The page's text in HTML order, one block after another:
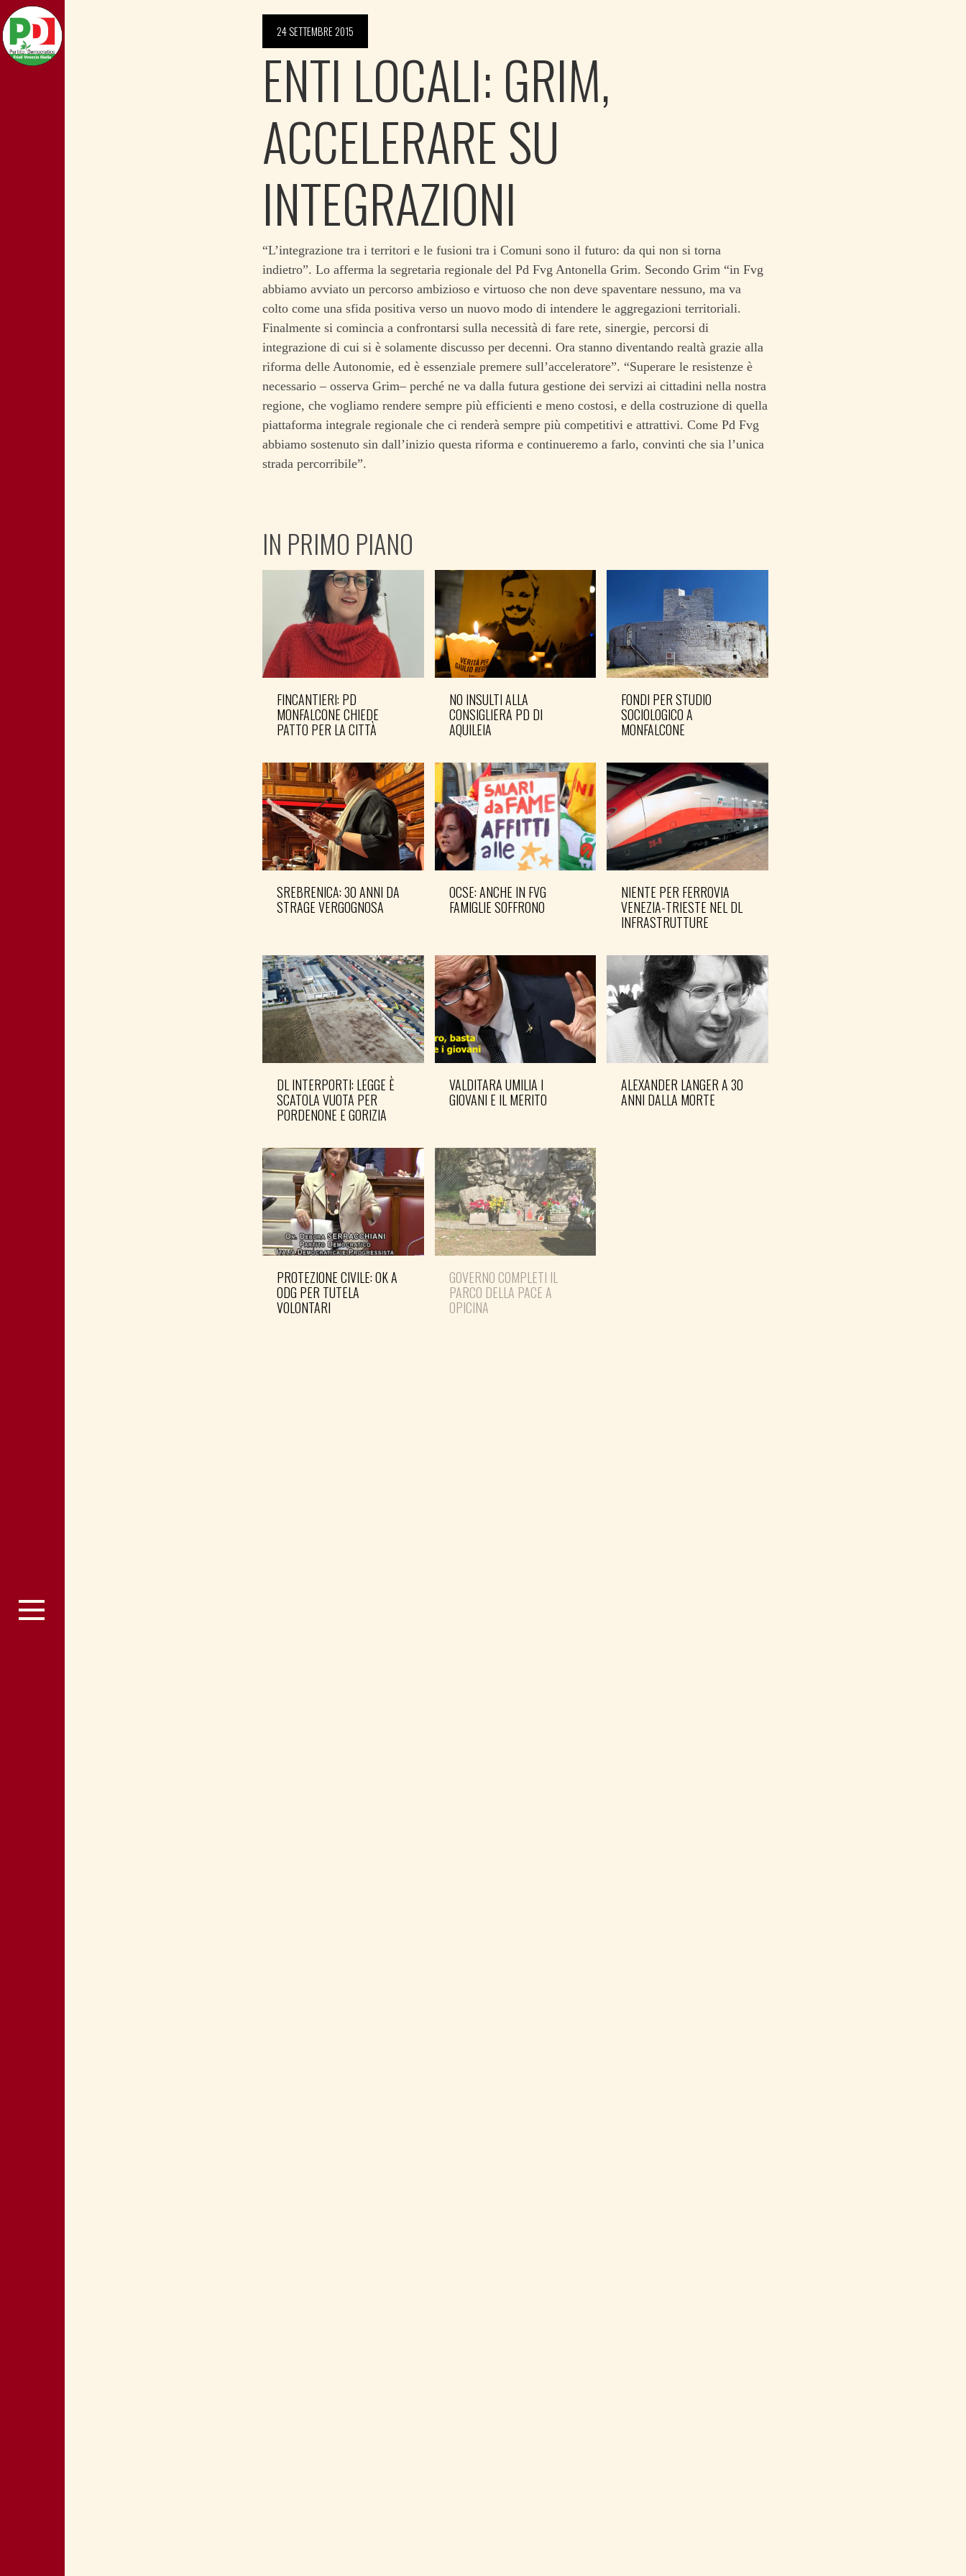
24 SETTEMBRE 2015
ENTI LOCALI: GRIM,
ACCELERARE SU
INTEGRAZIONI
“L’integrazione tra i territori e le fusioni tra i Comuni sono il futuro: da qui non si torna
indietro”. Lo afferma la segretaria regionale del Pd Fvg Antonella Grim. Secondo Grim “in Fvg
abbiamo avviato un percorso ambizioso e virtuoso che non deve spaventare nessuno, ma va
colto come una sfida positiva verso un nuovo modo di intendere le aggregazioni territoriali.
Finalmente si comincia a confrontarsi sulla necessità di fare rete, sinergie, percorsi di
integrazione di cui si è solamente discusso per decenni. Ora stanno diventando realtà grazie alla
riforma delle Autonomie, ed è essenziale premere sull’acceleratore”. “Superare le resistenze è
necessario – osserva Grim– perché ne va dalla futura gestione dei servizi ai cittadini nella nostra
regione, che vogliamo rendere sempre più efficienti e meno costosi, e della costruzione di quella
piattaforma integrale regionale che ci renderà sempre più competitivi e attrattivi. Come Pd Fvg
abbiamo sostenuto sin dall’inizio questa riforma e continueremo a farlo, convinti che sia l’unica
strada percorribile”.
IN PRIMO PIANO
FINCANTIERI: PD
MONFALCONE CHIEDE
PATTO PER LA CITTÀ
NO INSULTI ALLA
CONSIGLIERA PD DI
AQUILEIA
FONDI PER STUDIO
SOCIOLOGICO A
MONFALCONE
SREBRENICA: 30 ANNI DA
STRAGE VERGOGNOSA
OCSE: ANCHE IN FVG
FAMIGLIE SOFFRONO
NIENTE PER FERROVIA
VENEZIA-TRIESTE NEL DL
INFRASTRUTTURE
DL INTERPORTI: LEGGE È
SCATOLA VUOTA PER
PORDENONE E GORIZIA
VALDITARA UMILIA I
GIOVANI E IL MERITO
ALEXANDER LANGER A 30
ANNI DALLA MORTE
PROTEZIONE CIVILE: OK A
ODG PER TUTELA
VOLONTARI
GOVERNO COMPLETI IL
PARCO DELLA PACE A
OPICINA